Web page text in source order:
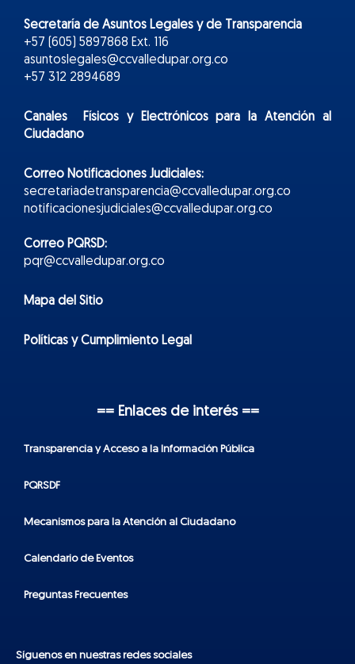
Secretaría de Asuntos Legales y de Transparencia
+57 (605) 5897868 Ext. 116
asuntoslegales@ccvalledupar.org.co
+57 312 2894689
Canales Físicos yElectrónicospara la Atención al
Ciudadano
Correo Notificaciones Judiciales:
secretariadetransparencia@ccvalledupar.org.co
notificacionesjudiciales@ccvalledupar.org.co
Correo PQRSD:
pqr@ccvalledupar.org.co
Mapa del Sitio
Políticas y Cumplimiento Legal
== Enlaces de interés ==
Transparencia y Acceso a la Información Pública
PQRSDF
Mecanismos para la Atención al Ciudadano
Calendario de Eventos
Preguntas Frecuentes
Síguenos en nuestras redes sociales